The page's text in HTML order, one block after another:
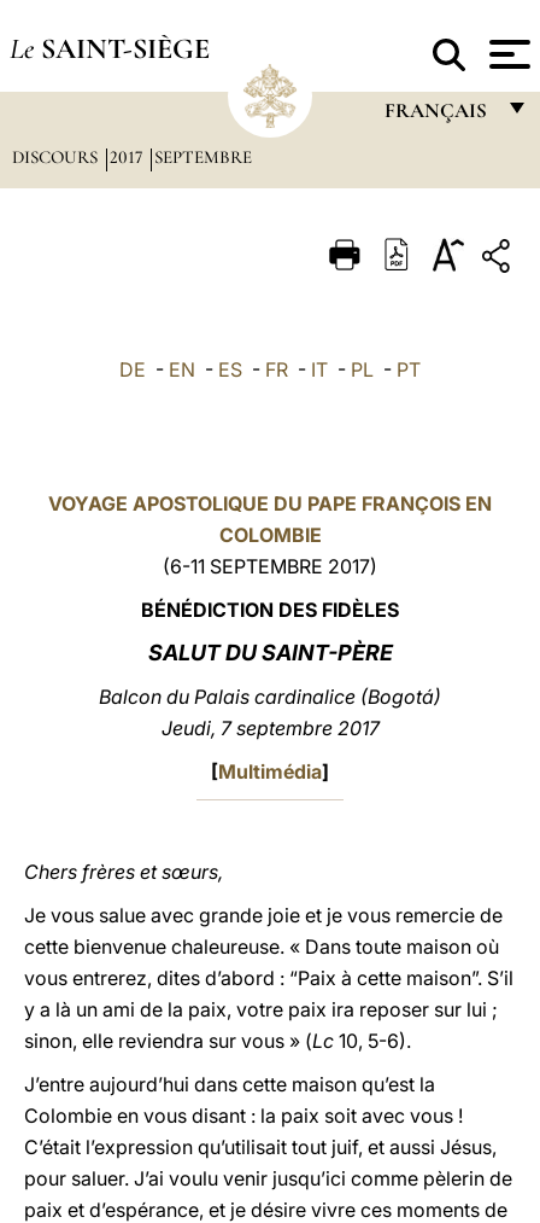
Le SAINT-SIÈGE
FRANÇAIS
ITALIANO
DISCOURS 2017 SEPTEMBRE
DE - EN - ES - FR - IT - PL - PT
VOYAGE APOSTOLIQUE DU PAPE FRANÇOIS EN
COLOMBIE
(6-11 SEPTEMBRE 2017)
BÉNÉDICTION DES FIDÈLES
SALUT DU SAINT-PÈRE
Balcon du Palais cardinalice (Bogotá)
Jeudi, 7 septembre 2017
[Multimédia]
Chers frères et sœurs,
Je vous salue avec grande joie et je vous remercie de
cette bienvenue chaleureuse. « Dans toute maison où
vous entrerez, dites d’abord : “Paix à cette maison”. S’il
y a là un ami de la paix, votre paix ira reposer sur lui ;
sinon, elle reviendra sur vous » (Lc 10, 5-6).
J’entre aujourd’hui dans cette maison qu’est la
Colombie en vous disant : la paix soit avec vous !
C’était l’expression qu’utilisait tout juif, et aussi Jésus,
pour saluer. J’ai voulu venir jusqu’ici comme pèlerin de
paix et d’espérance, et je désire vivre ces moments de